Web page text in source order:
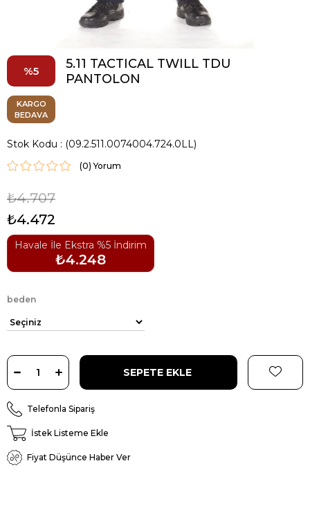
5
5.11 TACTICAL TWILL TDU
PANTOLON
KARGO
BEDAVA
Stok Kodu (09.2.511.0074004.724.0LL)
(0)
₺4.707
₺4.472
Havale İle Ekstra %5 İndirim
₺4.248
beden
Telefonla Sipariş
İstek Listeme Ekle
Fiyat Düşünce Haber Ver